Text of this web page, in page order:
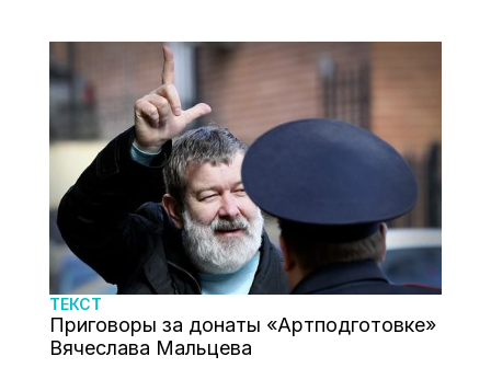
ТЕКСТ
Приговоры за донаты «Артподготовке»
Вячеслава Мальцева